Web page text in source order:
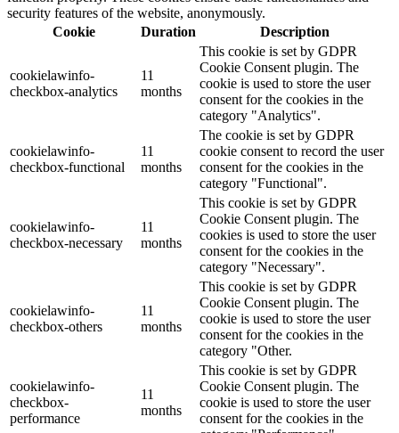
security features of the website, anonymously.
Cookie
Duration Description
cookielawinfo-
checkbox-analytics
11
months
This cookie is set by GDPR
Cookie Consent plugin. The
cookie is used to store the user
consent for the cookies in the
category "Analytics".
cookielawinfo-
checkbox-functional
11
months
The cookie is set by GDPR
cookie consent to record the user
consent for the cookies in the
category "Functional".
cookielawinfo-
checkbox-necessary
11
months
This cookie is set by GDPR
Cookie Consent plugin. The
cookies is used to store the user
consent for the cookies in the
category "Necessary".
cookielawinfo-
checkbox-others
11
months
This cookie is set by GDPR
Cookie Consent plugin. The
cookie is used to store the user
consent for the cookies in the
category "Other.
cookielawinfo-
checkbox-
performance
11
months
This cookie is set by GDPR
Cookie Consent plugin. The
cookie is used to store the user
consent for the cookies in the